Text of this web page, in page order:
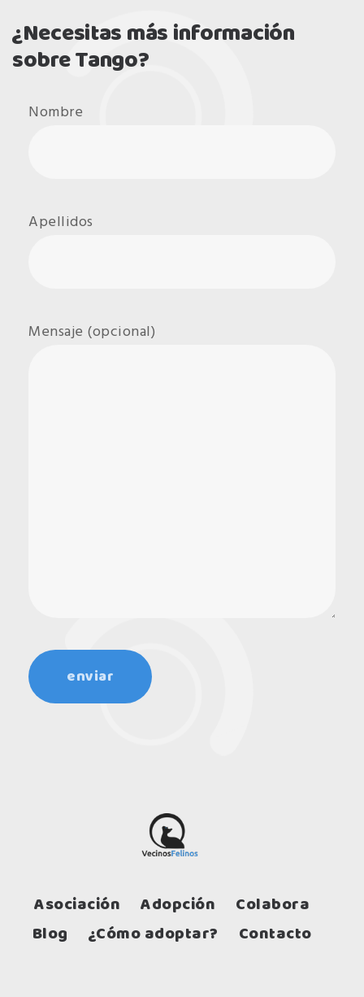
¿Necesitas más información
sobre Tango?
Nombre
Apellidos
Mensaje (opcional)
Asociación Adopción
Colabora
Blog
¿Cómo adoptar? Contacto